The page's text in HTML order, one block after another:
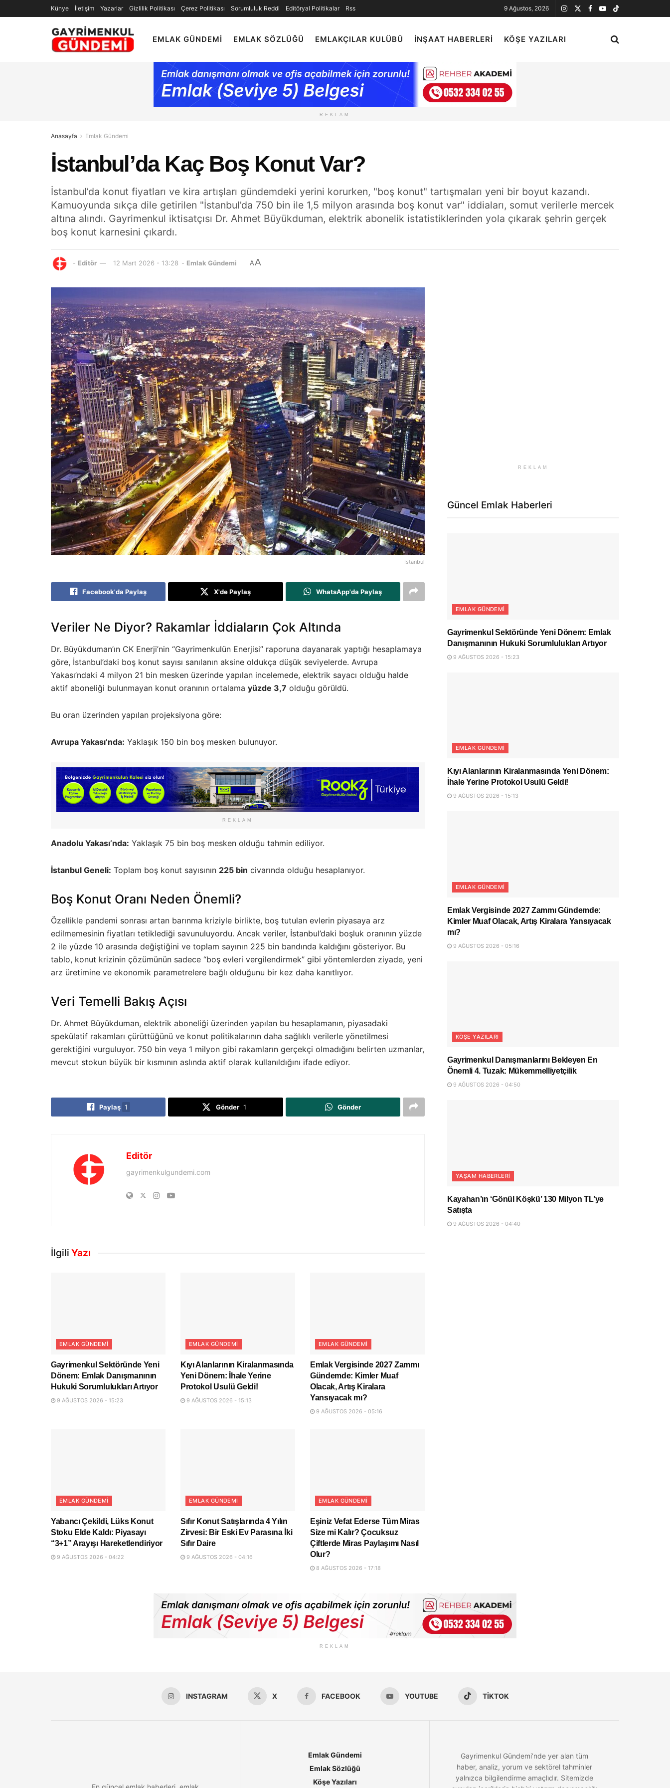
Künye İletişim Yazarlar Gizlilik Politikası Çerez Politikası Sorumluluk Reddi Editöryal Politikalar Rss 9 Ağustos, 2026
EMLAK GÜNDEMI EMLAK SÖZLÜĞÜ EMLAKÇILAR KULÜBÜ İNŞAAT HABERLERI KÖŞE YAZILARI
REKLAM
Anasayfa Emlak Gündemi
İstanbul’da Kaç Boş Konut Var?
İstanbul’da konut fiyatları ve kira artışları gündemdeki yerini korurken, "boş konut" tartışmaları yeni bir boyut kazandı.
Kamuoyunda sıkça dile getirilen "İstanbul’da 750 bin ile 1,5 milyon arasında boş konut var" iddiaları, somut verilerle mercek
altına alındı. Gayrimenkul iktisatçısı Dr. Ahmet Büyükduman, elektrik abonelik istatistiklerinden yola çıkarak şehrin gerçek
boş konut karnesini çıkardı.
- Editör 12 Mart 2026 - 13:28 - Emlak Gündemi AA
Istanbul
Facebook'da Paylaş X'de Paylaş WhatsApp'da Paylaş
Veriler Ne Diyor? Rakamlar İddiaların Çok Altında
Dr. Büyükduman’ın CK Enerji’nin “Gayrimenkulün Enerjisi” raporuna dayanarak yaptığı hesaplamaya
göre, İstanbul’daki boş konut sayısı sanılanın aksine oldukça düşük seviyelerde. Avrupa
Yakası’ndaki 4 milyon 21 bin mesken üzerinde yapılan incelemede, elektrik sayacı olduğu halde
aktif aboneliği bulunmayan konut oranının ortalama yüzde 3,7 olduğu görüldü.
Bu oran üzerinden yapılan projeksiyona göre:
Avrupa Yakası’nda: Yaklaşık 150 bin boş mesken bulunuyor.
REKLAM
Anadolu Yakası’nda: Yaklaşık 75 bin boş mesken olduğu tahmin ediliyor.
İstanbul Geneli: Toplam boş konut sayısının 225 bin civarında olduğu hesaplanıyor.
Boş Konut Oranı Neden Önemli?
Özellikle pandemi sonrası artan barınma kriziyle birlikte, boş tutulan evlerin piyasaya arz
edilmemesinin fiyatları tetiklediği savunuluyordu. Ancak veriler, İstanbul’daki boşluk oranının yüzde
2 ile yüzde 10 arasında değiştiğini ve toplam sayının 225 bin bandında kaldığını gösteriyor. Bu
tablo, konut krizinin çözümünün sadece “boş evleri vergilendirmek” gibi yöntemlerden ziyade, yeni
arz üretimine ve ekonomik parametrelere bağlı olduğunu bir kez daha kanıtlıyor.
Veri Temelli Bakış Açısı
Dr. Ahmet Büyükduman, elektrik aboneliği üzerinden yapılan bu hesaplamanın, piyasadaki
spekülatif rakamları çürüttüğünü ve konut politikalarının daha sağlıklı verilerle yönetilmesi
gerektiğini vurguluyor. 750 bin veya 1 milyon gibi rakamların gerçekçi olmadığını belirten uzmanlar,
mevcut stokun büyük bir kısmının aslında aktif olarak kullanıldığını ifade ediyor.
Paylaş 1 Gönder 1 Gönder
Editör
gayrimenkulgundemi.com
İlgili Yazı
EMLAK GÜNDEMI
Gayrimenkul Sektöründe Yeni
Dönem: Emlak Danışmanının
Hukuki Sorumlulukları Artıyor
9 AĞUSTOS 2026 - 15:23
EMLAK GÜNDEMI
Kıyı Alanlarının Kiralanmasında
Yeni Dönem: İhale Yerine
Protokol Usulü Geldi!
9 AĞUSTOS 2026 - 15:13
EMLAK GÜNDEMI
Emlak Vergisinde 2027 Zammı
Gündemde: Kimler Muaf
Olacak, Artış Kiralara
Yansıyacak mı?
9 AĞUSTOS 2026 - 05:16
EMLAK GÜNDEMI
Yabancı Çekildi, Lüks Konut
Stoku Elde Kaldı: Piyasayı
“3+1” Arayışı Hareketlendiriyor
9 AĞUSTOS 2026 - 04:22
EMLAK GÜNDEMI
Sıfır Konut Satışlarında 4 Yılın
Zirvesi: Bir Eski Ev Parasına İki
Sıfır Daire
9 AĞUSTOS 2026 - 04:16
EMLAK GÜNDEMI
Eşiniz Vefat Ederse Tüm Miras
Size mi Kalır? Çocuksuz
Çiftlerde Miras Paylaşımı Nasıl
Olur?
8 AĞUSTOS 2026 - 17:18
REKLAM
Güncel Emlak Haberleri
EMLAK GÜNDEMI
Gayrimenkul Sektöründe Yeni Dönem: Emlak
Danışmanının Hukuki Sorumlulukları Artıyor
9 AĞUSTOS 2026 - 15:23
EMLAK GÜNDEMI
Kıyı Alanlarının Kiralanmasında Yeni Dönem:
İhale Yerine Protokol Usulü Geldi!
9 AĞUSTOS 2026 - 15:13
EMLAK GÜNDEMI
Emlak Vergisinde 2027 Zammı Gündemde:
Kimler Muaf Olacak, Artış Kiralara Yansıyacak
mı?
9 AĞUSTOS 2026 - 05:16
KÖŞE YAZILARI
Gayrimenkul Danışmanlarını Bekleyen En
Önemli 4. Tuzak: Mükemmelliyetçilik
9 AĞUSTOS 2026 - 04:50
YAŞAM HABERLERI
Kayahan’ın ‘Gönül Köşkü’ 130 Milyon TL’ye
Satışta
9 AĞUSTOS 2026 - 04:40
REKLAM
INSTAGRAM X FACEBOOK YOUTUBE TIKTOK
Emlak Gündemi
Emlak Sözlüğü
Köşe Yazıları
Gayrimenkul Gündemi’nde yer alan tüm
haber, analiz, yorum ve sektörel tahminler
yalnızca bilgilendirme amaçlıdır. Sitemizde